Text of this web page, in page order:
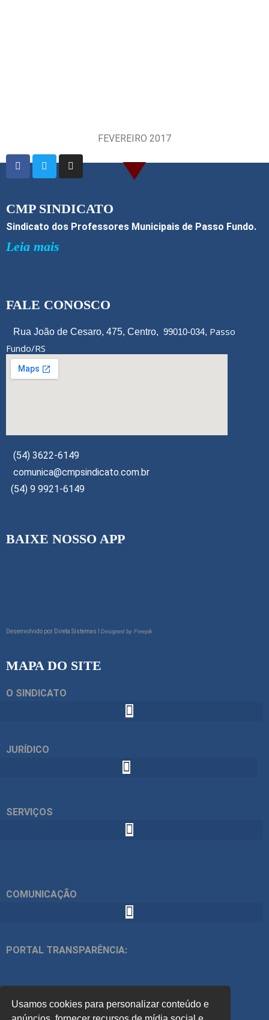
FEVEREIRO 2017
CMP SINDICATO
Sindicato dos Professores Municipais de Passo Fundo.
Leia mais
FALE CONOSCO
Rua João de Cesaro, 475, Centro, 99010-034, Passo
Fundo/RS
(54) 3622-6149
comunica@cmpsindicato.com.br
(54) 9 9921-6149
BAIXE NOSSO APP
Desenvolvido por Direta Sistemas I Designed by Freepik
MAPA DO SITE
O SINDICATO
JURÍDICO
SERVIÇOS
COMUNICAÇÃO
PORTAL TRANSPARÊNCIA:
Usamos cookies para personalizar conteúdo e